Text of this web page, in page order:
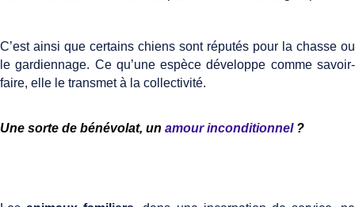
C’est ainsi que certains chiens sont réputés pour la chasse ou
le gardiennage. Ce qu’une espèce développe comme savoir-
faire, elle le transmet à la collectivité.
Une sorte de bénévolat, un amour inconditionnel?